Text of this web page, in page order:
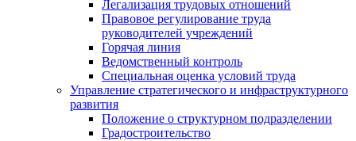
Легализация трудовых отношений
Правовое регулирование труда
руководителей учреждений
Горячая линия
Ведомственный контроль
Специальная оценка условий труда
Управление стратегического и инфраструктурного
развития
Положение о структурном подразделении
Градостроительство